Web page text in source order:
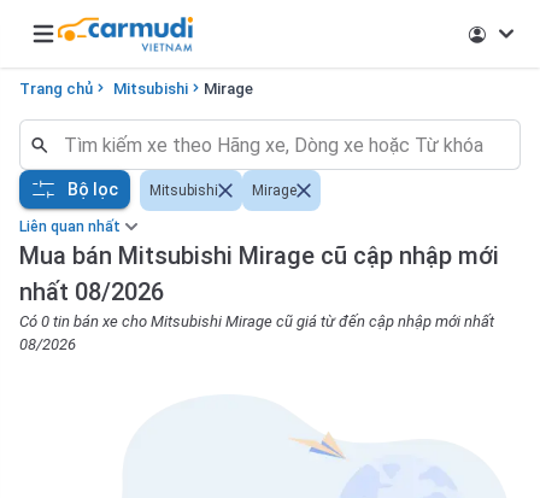
Open main menu
Trang chủ Mitsubishi Mirage
Liên quan nhất
Mua bán Mitsubishi Mirage cũ cập nhập mới
nhất 08/2026
Có 0 tin bán xe cho Mitsubishi Mirage cũ giá từ đến cập nhập mới nhất
08/2026
Bộ lọc Mitsubishi Mirage